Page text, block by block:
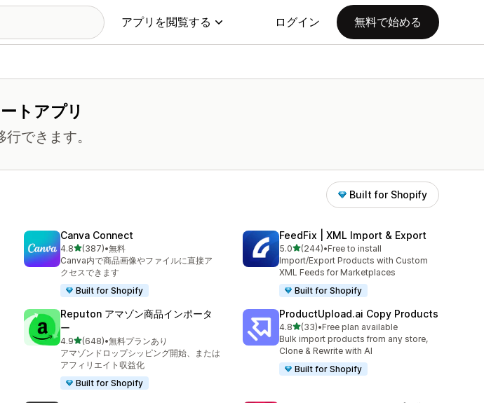
アプリを閲覧する ログイン 無料で始める
トアプリ
できます。
Built for Shopify
Canva Connect
4.85つ星中
(387)
合計レビュー数：387件
•無料
Canva内で商品画像やファイルに直接ア
クセスできます
Built for Shopify
FeedFix | XML Import & Export
5.05つ星中
(244)
合計レビュー数：244件
•Free to install
Import/Export Products with Custom
XML Feeds for Marketplaces
Built for Shopify
Reputon アマゾン商品インポータ
ー
4.95つ星中
(648)
合計レビュー数：648件
•無料プランあり
アマゾンドロップシッピング開始、または
アフィリエイト収益化
Built for Shopify
ProductUpload.ai Copy Products
4.85つ星中
(33)
合計レビュー数：33件
•Free plan available
Bulk import products from any store,
Clone & Rewrite with AI
Built for Shopify